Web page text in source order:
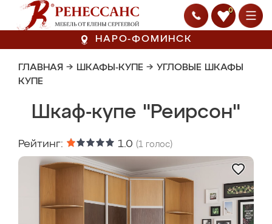
0
НАРО-ФОМИНСК
ГЛАВНАЯ → ШКАФЫ-КУПЕ → УГЛОВЫЕ ШКАФЫ
КУПЕ
Шкаф-купе "Реирсон"
Рейтинг: 1.0 (1 голос)